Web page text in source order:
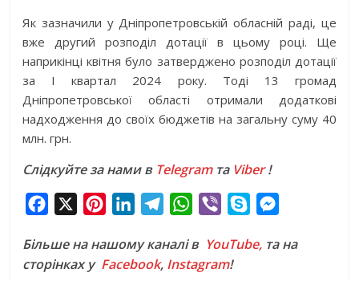
Як зазначили у Дніпропетровській обласній раді, це
вже другий розподіл дотації в цьому році. Ще
наприкінці квітня було затверджено розподіл дотації
за І квартал 2024 року. Тоді 13 громад
Дніпропетровської області отримали додаткові
надходження до своїх бюджетів на загальну суму 40
млн. грн.
Слідкуйте за нами в Telegramта Viber!
c
e
n
t
n
k
l
e
W
a
t
b
e
y
s
Більше на нашому каналі в YouTube, та на
сторінках у Facebook, Instagram!